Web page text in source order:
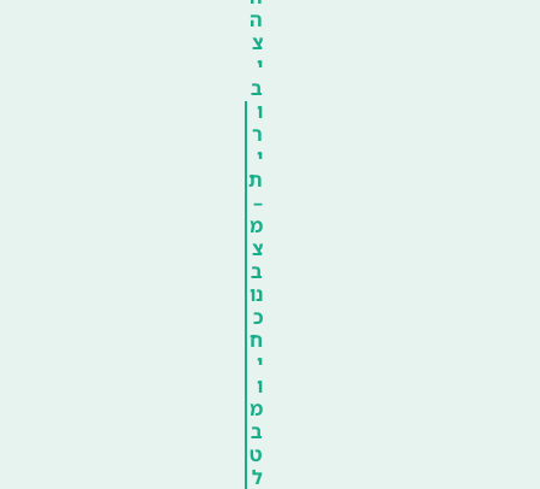
ה
צ
י
ב
ו
ר
י
ת
–
מ
צ
ב
נו
כ
ח
י
ו
מ
ב
ט
ל